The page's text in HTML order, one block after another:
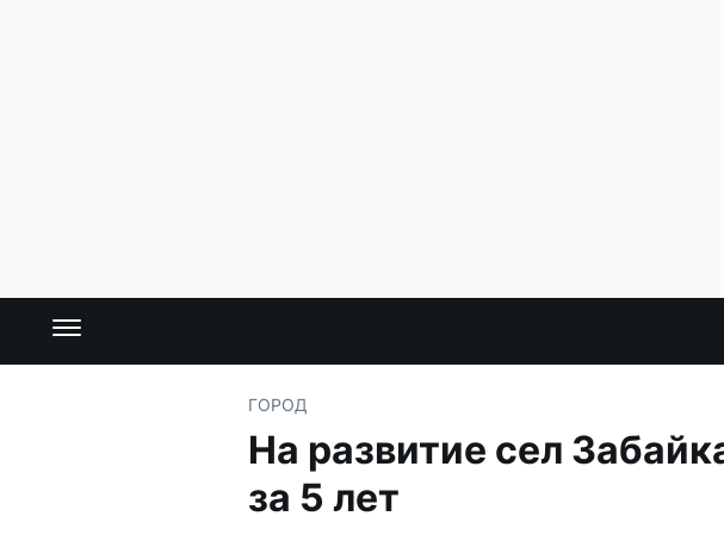
ГОРОД
На развитие сел
за 5 лет